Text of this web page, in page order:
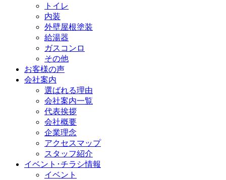
トイレ
内装
外壁屋根塗装
給湯器
ガスコンロ
その他
お客様の声
会社案内
選ばれる理由
会社案内一覧
代表挨拶
会社概要
企業理念
アクセスマップ
スタッフ紹介
イベント･チラシ情報
イベント